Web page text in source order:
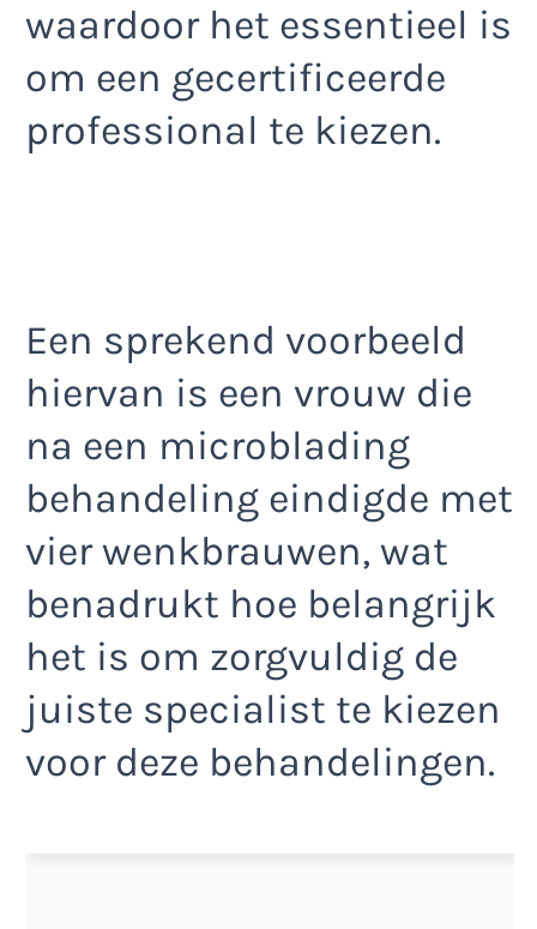
waardoor het essentieel is
om een gecertificeerde
professional te kiezen.
Een sprekend voorbeeld
hiervan is een vrouw die
na een microblading
behandeling eindigde met
vier wenkbrauwen, wat
benadrukt hoe belangrijk
het is om zorgvuldig de
juiste specialist te kiezen
voor deze behandelingen.